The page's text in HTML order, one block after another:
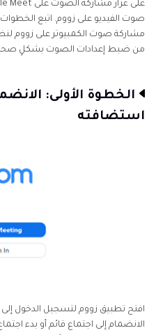
الخُلاصة
صوت الفيديو على زووم. اتبع
مشاركة صوت الكمبيوتر على زووم
من ضبط إعدادات الصوت بشكلٍ
الخطوة الأولى:
استضافته
افتح تطبيق زووم لتسجيل الدخول
الانضمام إلى اجتماع قائم أو بدء